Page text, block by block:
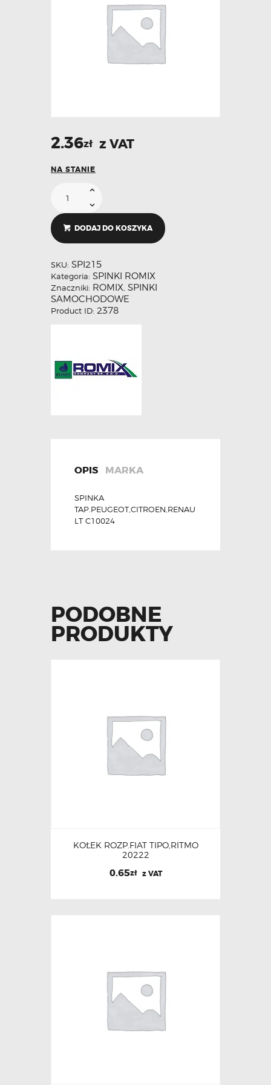
2.36zł z VAT
NA STANIE
DODAJ DO KOSZYKA
SKU: SPI215
Kategoria: SPINKI ROMIX
Znaczniki: ROMIX, SPINKI
SAMOCHODOWE
Product ID: 2378
OPIS MARKA
SPINKA
TAP.PEUGEOT,CITROEN,RENAU
LT C10024
PODOBNE
PRODUKTY
KOŁEK ROZP.FIAT TIPO,RITMO
20222
0.65zł z VAT